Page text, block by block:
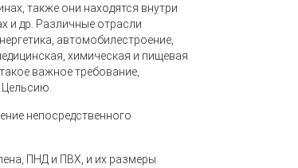
также они находятся внутри
и др. Различные отрасли
автомобилестроение,
химическая и пищевая
важное требование,
непосредственного
ПНД и ПВХ, и их размеры